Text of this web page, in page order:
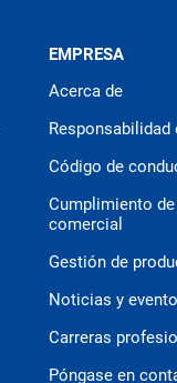
EMPRESA
Acerca de
Responsabilidad
Código de
Cumplimiento
comercial
Gestión de
Noticias y
Carreras
Póngase en